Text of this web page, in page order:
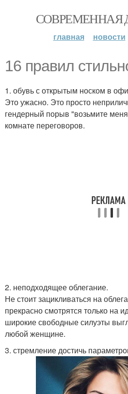
СОВРЕМЕННАЯ
главная новости
16 правил
1. обувь с открытым носком в
Это ужасно. Это просто
гендерный порыв "возьмите
комнате переговоров.
2. неподходящее облегание.
Не стоит зацикливаться на
прекрасно смотрятся только на
широкие свободные силуэты
любой женщине.
3. стремление достичь